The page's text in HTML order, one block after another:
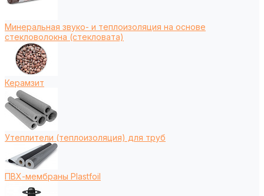
Минеральная звуко- и теплоизоляция на основе
стекловолокна (стекловата)
Керамзит
Утеплители (теплоизоляция) для труб
ПВХ-мембраны Plastfoil